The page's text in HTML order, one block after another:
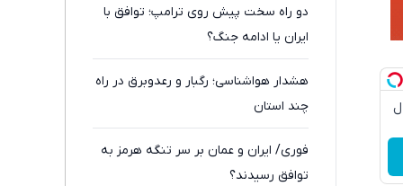
جلبک10سال
دو راه سخت پیش روی ترامپ؛ توافق با
ایران یا ادامه جنگ؟
هشدار هواشناسی؛ رگبار و رعدوبرق در راه
چند استان
فوری/ ایران و عمان بر سر تنگه هرمز به
توافق رسیدند؟